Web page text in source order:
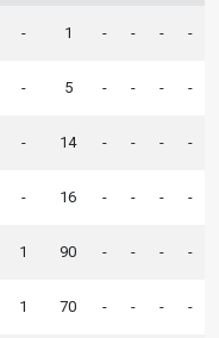
- 1 - - - -
- 5 - - - -
- 14 - - - -
- 16 - - - -
1 90 - - - -
1 70 - - - -